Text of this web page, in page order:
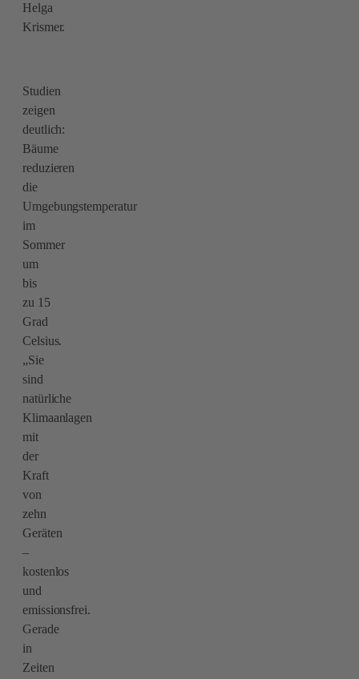
Helga
Krismer.
Studien
zeigen
deutlich:
Bäume
reduzieren
die
Umgebungstemperatur
im
Sommer
um
bis
zu 15
Grad
Celsius.
„Sie
sind
natürliche
Klimaanlagen
mit
der
Kraft
von
zehn
Geräten
–
kostenlos
und
emissionsfrei.
Gerade
in
Zeiten